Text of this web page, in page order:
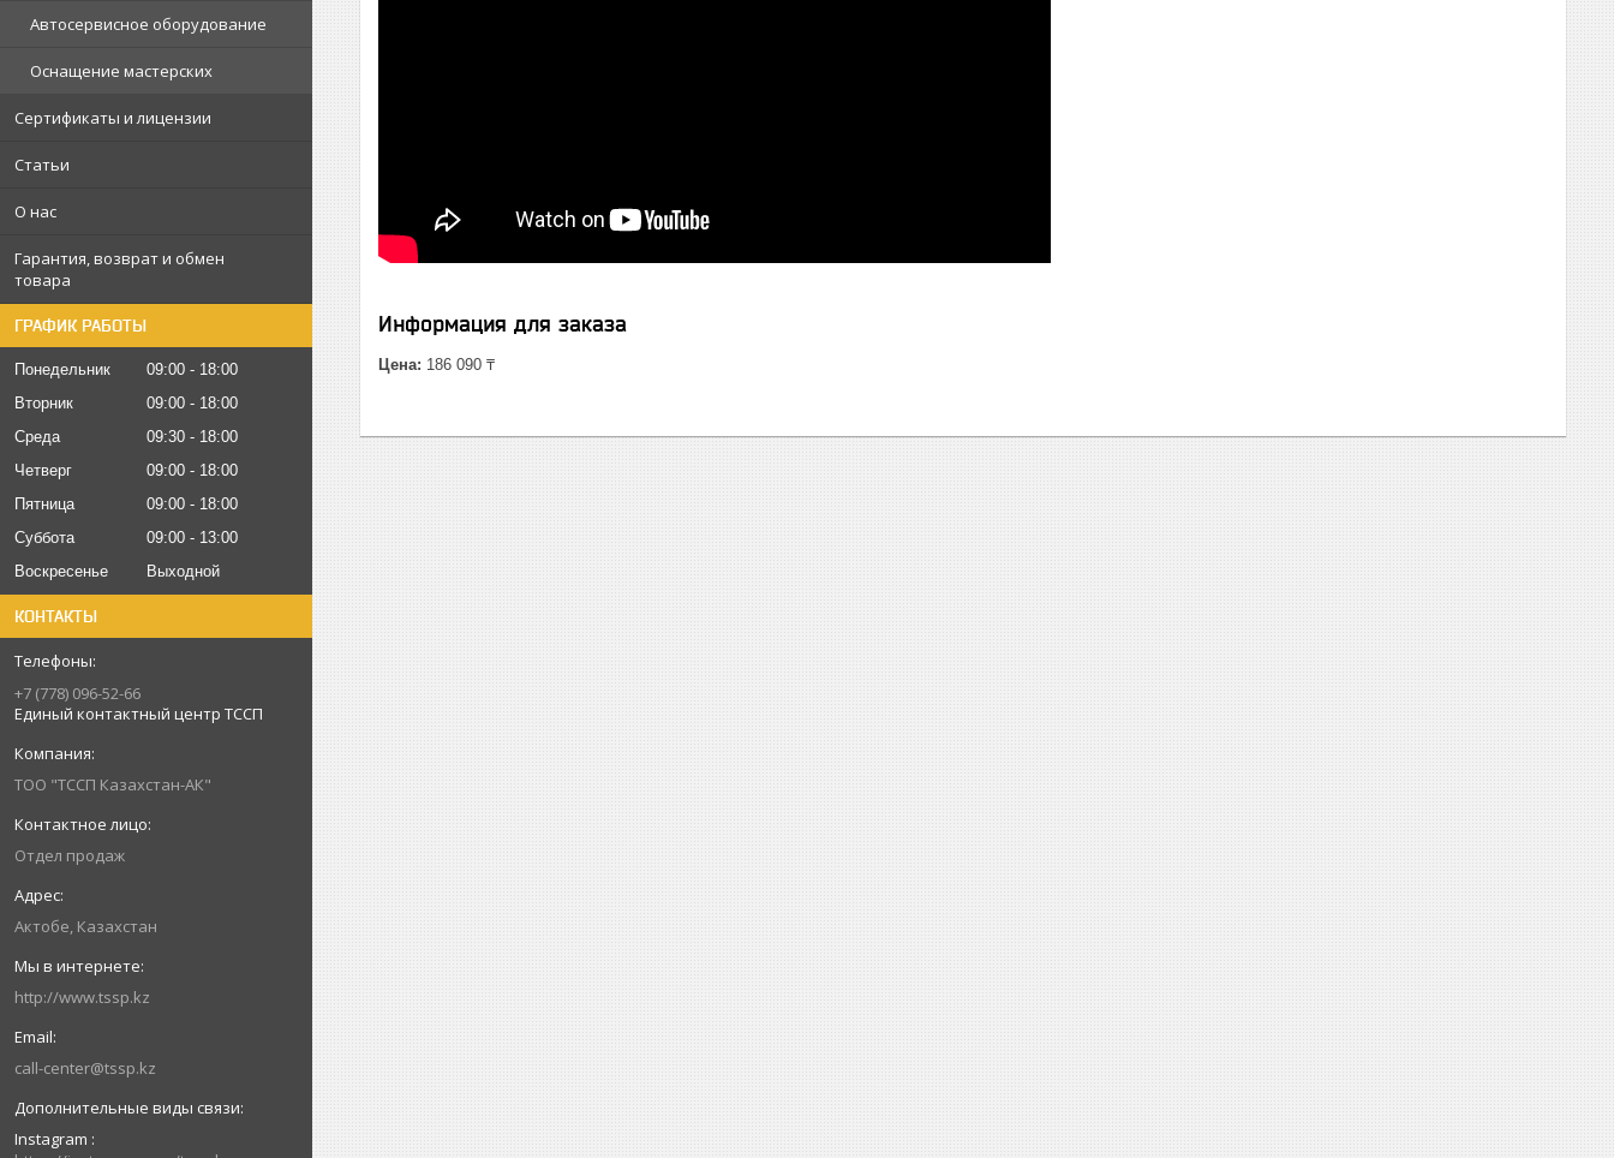
Автосервисное оборудование
Оснащение мастерских
Сертификаты и лицензии
Статьи
О нас
Гарантия, возврат и обмен
товара
ГРАФИК РАБОТЫ
Понедельник 09:00
18:00
Вторник
09:00
18:00
Среда
09:30
18:00
Четверг
09:00
18:00
Пятница
09:00
18:00
Суббота
09:00
13:00
Воскресенье
Выходной
КОНТАКТЫ
+7 (778) 096-52-66
Единый контактный центр ТССП
ТОО "ТССП Казахстан-АК"
Отдел продаж
Актобе, Казахстан
http://www.tssp.kz
call-center@tssp.kz
Instagram
Информация для заказа
Цена: 186 090 ₸